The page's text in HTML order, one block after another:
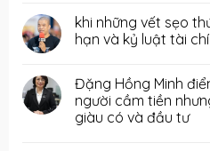
khi những vết sẹo
hạn và kỷ luật tài
Đặng Hồng Minh
người cầm tiền
giàu có và đầu tư